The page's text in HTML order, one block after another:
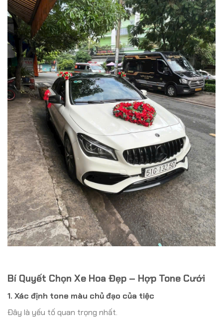
Bí Quyết Chọn Xe Hoa Đẹp – Hợp Tone Cưới
1. Xác định tone màu chủ đạo của tiệc
Đây là yếu tố quan trọng nhất.